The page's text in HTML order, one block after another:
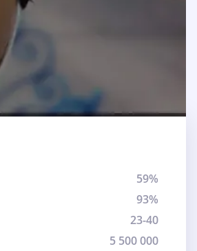
59%
93%
23-40
5 500 000